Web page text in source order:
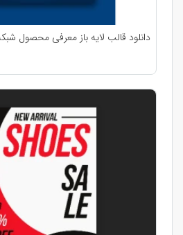
دانلود قالب لایه باز معرفی محصول